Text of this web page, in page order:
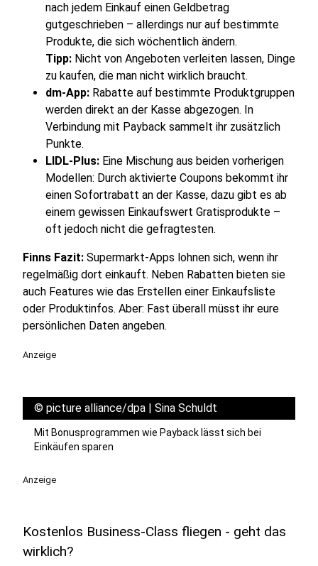
nach jedem Einkauf einen Geldbetrag
gutgeschrieben – allerdings nur auf bestimmte
Produkte, die sich wöchentlich ändern.
Tipp: Nicht von Angeboten verleiten lassen, Dinge
zu kaufen, die man nicht wirklich braucht.
dm-App: Rabatte auf bestimmte Produktgruppen
werden direkt an der Kasse abgezogen. In
Verbindung mit Payback sammelt ihr zusätzlich
Punkte.
LIDL-Plus: Eine Mischung aus beiden vorherigen
Modellen: Durch aktivierte Coupons bekommt ihr
einen Sofortrabatt an der Kasse, dazu gibt es ab
einem gewissen Einkaufswert Gratisprodukte –
oft jedoch nicht die gefragtesten.
Finns Fazit: Supermarkt-Apps lohnen sich, wenn ihr
regelmäßig dort einkauft. Neben Rabatten bieten sie
auch Features wie das Erstellen einer Einkaufsliste
oder Produktinfos. Aber: Fast überall müsst ihr eure
persönlichen Daten angeben.
Anzeige
© picture alliance/dpa | Sina Schuldt
Mit Bonusprogrammen wie Payback lässt sich bei
Einkäufen sparen
Anzeige
Kostenlos Business-Class fliegen - geht das
wirklich?